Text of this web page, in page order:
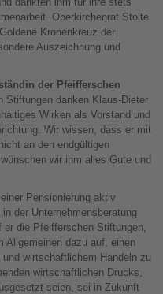
Oberkirchenrat Stolte
Kronenkreuz der
Auszeichnung und
der Pfeifferschen
Stiftungen danken Klaus-Dieter
Wirken als Vorstand und
Wir wissen, dass er mit
an den endgültigen
wir ihm alles Gute und
Pensionierung aktiv
der Unternehmensberatung
er die Pfeifferschen Stiftungen,
Allgemeinen dazu auf, einen
wirtschaftlichem Handeln zu
wirtschaftlichen Drucks,
seien, sei in Zukunft